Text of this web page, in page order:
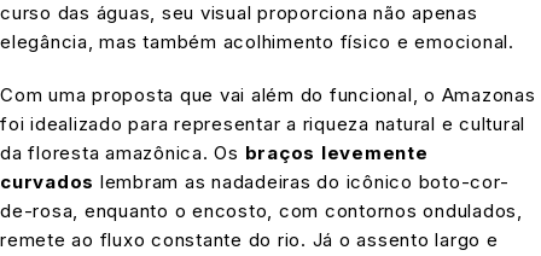
curso das águas, seu visual proporciona não apenas
elegância, mas também acolhimento físico e emocional.
Com uma proposta que vai além do funcional, o Amazonas
foi idealizado para representar a riqueza natural e cultural
da floresta amazônica. Os braços levemente
curvados lembram as nadadeiras do icônico boto-cor-
de-rosa, enquanto o encosto, com contornos ondulados,
remete ao fluxo constante do rio. Já o assento largo e